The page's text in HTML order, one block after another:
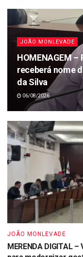
JOÃO MONLEVADE
HOMENAGEM
receberá nome
da Silva
06/08/2026
JOÃO MONLEVADE
MERENDA DIGITAL